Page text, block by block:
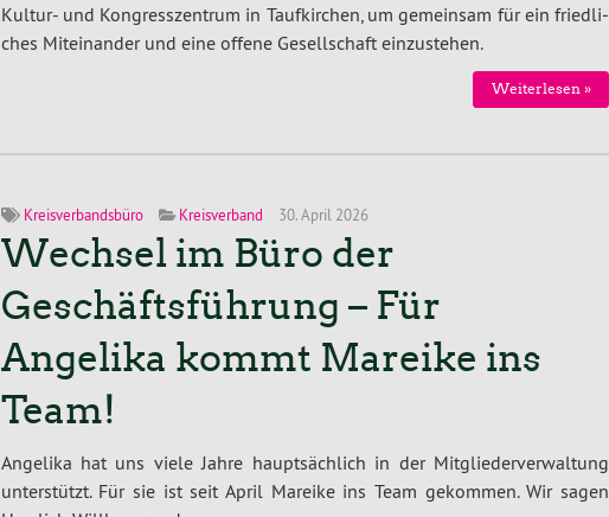
Kultur- und Kon­gress­zen­trum in Tauf­kir­chen, um gemeinsam für ein fried­li­
ches Mit­ein­an­der und eine offene Ge­sell­schaft ein­zu­ste­hen.
Wei­ter­le­sen »
Kreisverbandsbüro Kreisverband 30. April 2026
Wechsel im Büro der
Geschäftsführung – Für
Angelika kommt Mareike ins
Team!
Angelika hat uns viele Jahre haupt­säch­lich in der Mit­glie­der­ver­wal­tung
un­ter­stützt. Für sie ist seit April Mareike ins Team gekommen. Wir sagen